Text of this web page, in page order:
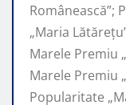
Românească”;
„Maria
Marele Premiu
Marele Premiu
Popularitate